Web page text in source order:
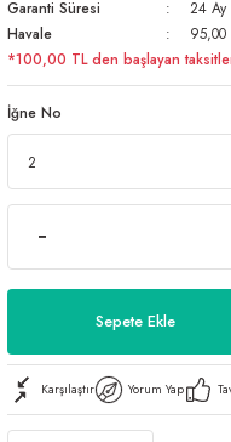
Garanti Süresi
24 Ay
Havale
95,00
*100,00 TL den başlayan
İğne No
Sepete Ekle
Karşılaştır Yorum Yap